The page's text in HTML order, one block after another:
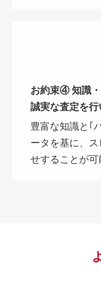
お約束④ 知識
誠実な査定を行
豊富な知識と｢
ータを基に、
せすることが可